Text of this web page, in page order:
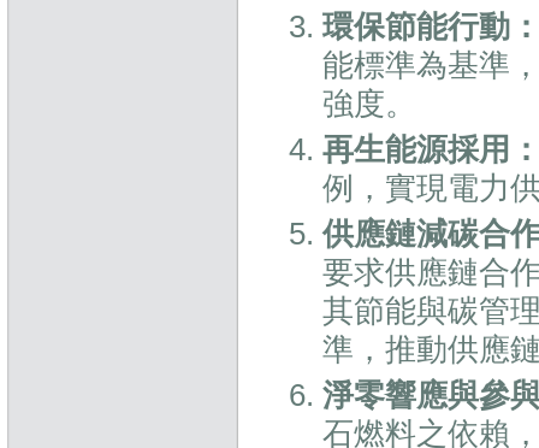
環保節能行動
能標準為基準
強度。
再生能源採用
例，實現電力
供應鏈減碳合
要求供應鏈合
其節能與碳管
準，推動供應
淨零響應與參
石燃料之依賴